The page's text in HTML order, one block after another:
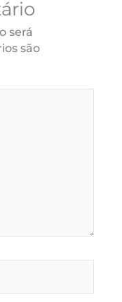
será
são